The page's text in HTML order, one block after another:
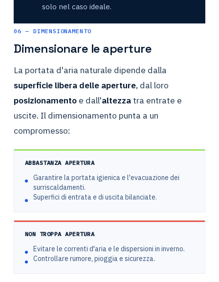
solo nel caso ideale.
06 — DIMENSIONAMENTO
Dimensionare le aperture
La portata d'aria naturale dipende dalla
superficie libera delle aperture, dal loro
posizionamento e dall'altezza tra entrate e
uscite. Il dimensionamento punta a un
compromesso:
ABBASTANZA APERTURA
Garantire la portata igienica e l'evacuazione dei
surriscaldamenti.
Superfici di entrata e di uscita bilanciate.
NON TROPPA APERTURA
Evitare le correnti d'aria e le dispersioni in inverno.
Controllare rumore, pioggia e sicurezza.